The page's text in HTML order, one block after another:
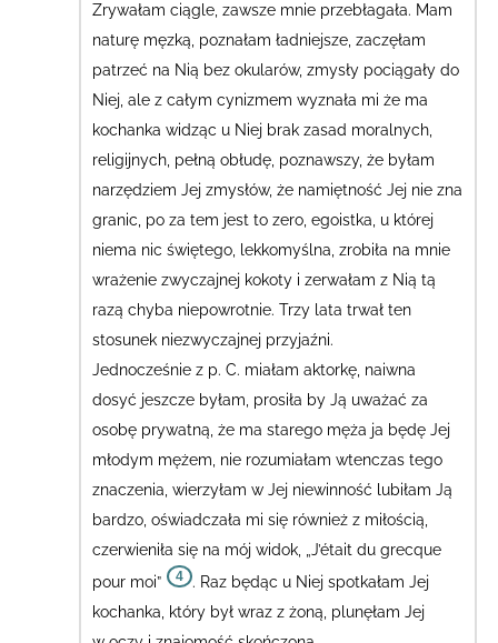
Zrywałam ciągle, zawsze mnie przebłagała. Mam
naturę męzką, poznałam ładniejsze, zaczęłam
patrzeć na Nią bez okularów, zmysły pociągały do
Niej, ale z całym cynizmem wyznała mi że ma
kochanka widząc u Niej brak zasad moralnych,
religijnych, pełną obłudę, poznawszy, że byłam
narzędziem Jej zmysłów, że namiętność Jej nie zna
granic, po za tem jest to zero, egoistka, u której
niema nic świętego, lekkomyślna, zrobiła na mnie
wrażenie zwyczajnej kokoty i zerwałam z Nią tą
razą chyba niepowrotnie. Trzy lata trwał ten
stosunek niezwyczajnej przyjaźni.
Jednocześnie z p. C. miałam aktorkę, naiwna
dosyć jeszcze byłam, prosiła by Ją uważać za
osobę prywatną, że ma starego męża ja będę Jej
młodym mężem, nie rozumiałam wtenczas tego
znaczenia, wierzyłam w Jej niewinność lubiłam Ją
bardzo, oświadczała mi się również z miłością,
czerwieniła się na mój widok, „J’était du grecque
pour moi”
4 . Raz będąc u Niej spotkałam Jej
kochanka, który był wraz z żoną, plunęłam Jej